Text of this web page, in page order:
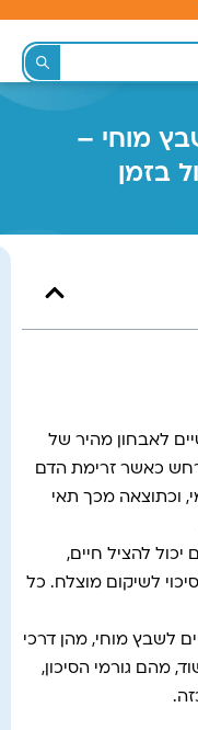
מוחי –
בזמן
לאבחון מהיר של
כאשר זרימת הדם
וכתוצאה מכך תאי
יכול להציל חיים,
לשיקום מוצלח. כל
לשבץ מוחי, מהן דרכי
מהם גורמי הסיכון,